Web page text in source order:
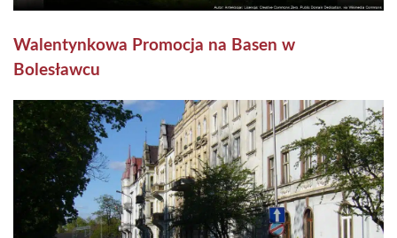
Walentynkowa Promocja na Basen w
Bolesławcu